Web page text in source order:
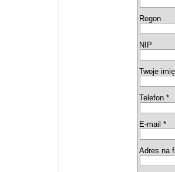
Regon
NIP
Twoje
Telefon *
E-mail *
Adres na